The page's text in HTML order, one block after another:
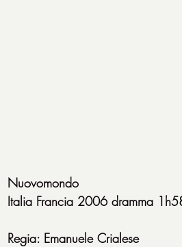
Nuovomondo
Italia Francia 2006 dramma
Regia: Emanuele Crialese